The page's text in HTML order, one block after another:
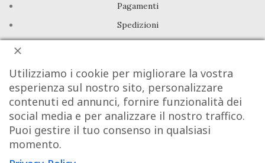
Pagamenti
Spedizioni
LINK UTILI
Manutenzione prodotti
Account
Utilizziamo i cookie per migliorare la vostra
esperienza sul nostro sito, personalizzare
contenuti ed annunci, fornire funzionalità dei
social media e per analizzare il nostro traffico.
Puoi gestire il tuo consenso in qualsiasi
momento.